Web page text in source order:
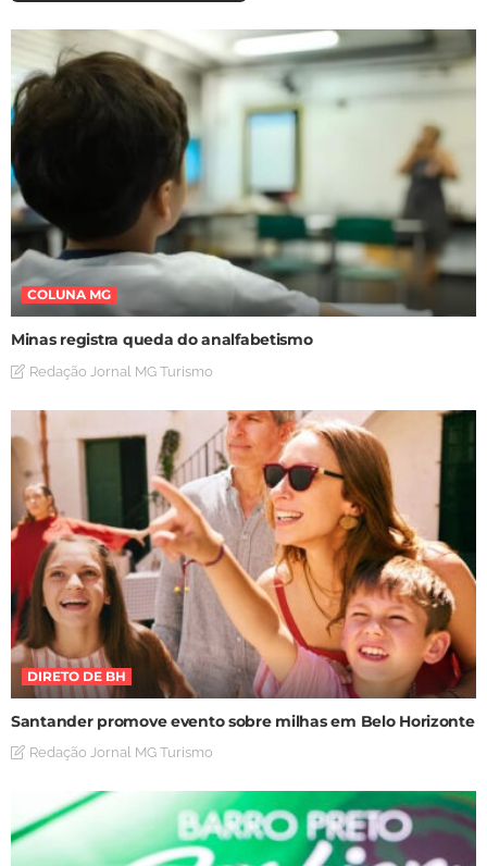
COLUNA MG
Minas registra queda do analfabetismo
Redação Jornal MG Turismo
DIRETO DE BH
Santander promove evento sobre milhas em Belo Horizonte
Redação Jornal MG Turismo